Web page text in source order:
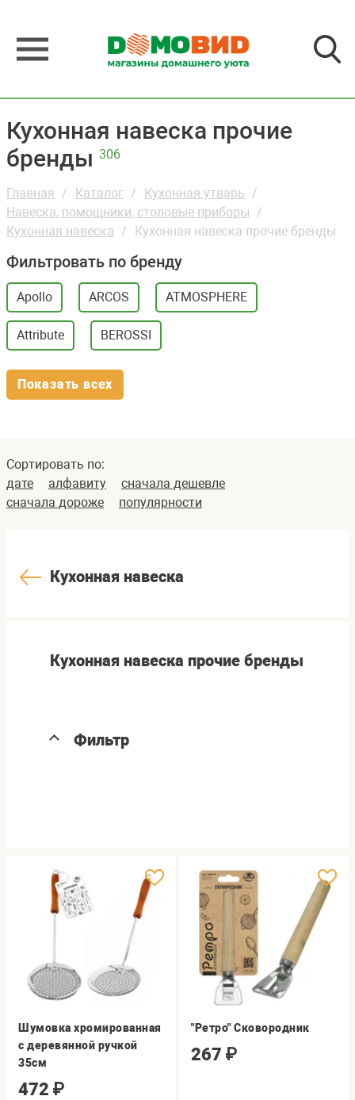
Кухонная навеска прочие
бренды 306
Главная Каталог
Кухонная утварь
Навеска, помощники, столовые приборы
Кухонная навеска
Кухонная навеска прочие бренды
Фильтровать по бренду
Apollo ARCOS ATMOSPHERE
Attribute BEROSSI
Показать всех
Сортировать по:
дате
алфавиту
сначала дешевле
сначала дороже
популярности
Кухонная навеска
Кухонная навеска прочие бренды
Фильтр
Шумовка хромированная
с деревянной ручкой
35см
472 ₽
"Ретро" Сковородник
267 ₽